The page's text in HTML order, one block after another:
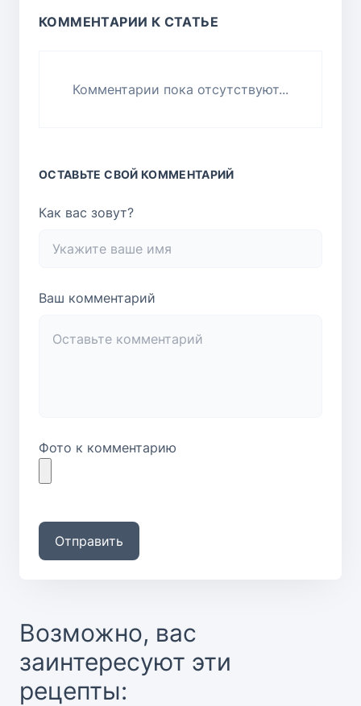
КОММЕНТАРИИ К СТАТЬЕ
Комментарии пока отсутствуют...
ОСТАВЬТЕ СВОЙ КОММЕНТАРИЙ
Как вас зовут?
Ваш комментарий
Фото к комментарию
Отправить
Возможно, вас
заинтересуют эти
рецепты: